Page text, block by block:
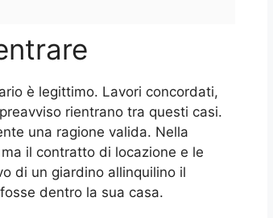
è legittimo. Lavori concordati,
rientrano tra questi casi.
una ragione valida. Nella
il contratto di locazione e le
di un giardino allinquilino il
dentro la sua casa.